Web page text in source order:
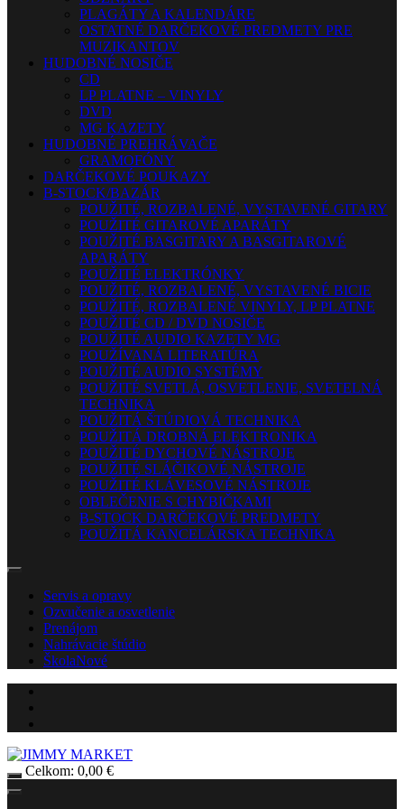
PLAGÁTY A KALENDÁRE
OSTATNÉ DARČEKOVÉ PREDMETY PRE
MUZIKANTOV
HUDOBNÉ NOSIČE
CD
LP PLATNE – VINYLY
DVD
MG KAZETY
HUDOBNÉ PREHRÁVAČE
GRAMOFÓNY
DARČEKOVÉ POUKAZY
B-STOCK/BAZÁR
POUŽITÉ, ROZBALENÉ, VYSTAVENÉ GITARY
POUŽITÉ GITAROVÉ APARÁTY
POUŽITÉ BASGITARY A BASGITAROVÉ
APARÁTY
POUŽITÉ ELEKTRÓNKY
POUŽITÉ, ROZBALENÉ, VYSTAVENÉ BICIE
POUŽITÉ, ROZBALENÉ VINYLY, LP PLATNE
POUŽITÉ CD / DVD NOSIČE
POUŽITÉ AUDIO KAZETY MG
POUŽÍVANÁ LITERATÚRA
POUŽITÉ AUDIO SYSTÉMY
POUŽITÉ SVETLÁ, OSVETLENIE, SVETELNÁ
TECHNIKA
POUŽITÁ ŠTÚDIOVÁ TECHNIKA
POUŽITÁ DROBNÁ ELEKTRONIKA
POUŽITÉ DYCHOVÉ NÁSTROJE
POUŽITÉ SLÁČIKOVÉ NÁSTROJE
POUŽITÉ KLÁVESOVÉ NÁSTROJE
OBLEČENIE S CHYBIČKAMI
B-STOCK DARČEKOVÉ PREDMETY
POUŽITÁ KANCELÁRSKA TECHNIKA
Servis a opravy
Ozvučenie a osvetlenie
Prenájom
Nahrávacie štúdio
ŠkolaNové
Celkom: 0,00 €